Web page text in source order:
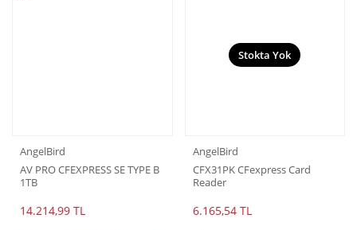
AngelBird
AV PRO CFEXPRESS SE TYPE B
1TB
14.214,99 TL
Stokta Yok
AngelBird
CFX31PK CFexpress Card
Reader
6.165,54 TL